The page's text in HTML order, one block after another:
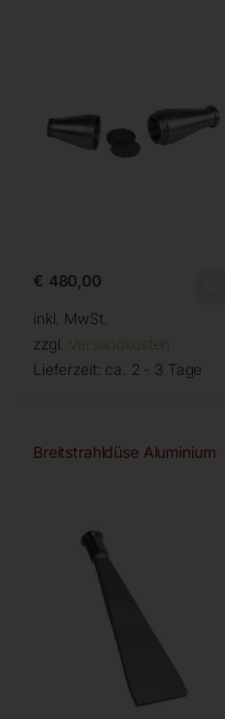
€ 480,00
inkl. MwSt.
zzgl. Versandkosten
Lieferzeit: ca. 2 - 3 Tage
Breitstrahldüse Aluminium